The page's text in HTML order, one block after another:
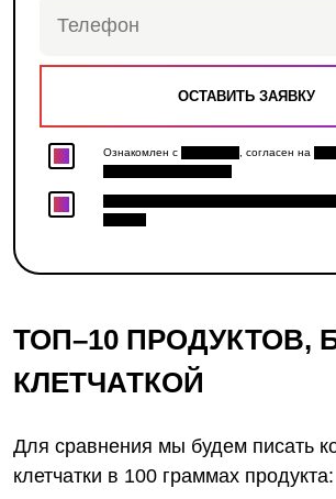
Ознакомлен с , согласен на
ТОП–10 ПРОДУКТОВ,
КЛЕТЧАТКОЙ
Для сравнения мы будем писать
клетчатки в 100 граммах продукта: